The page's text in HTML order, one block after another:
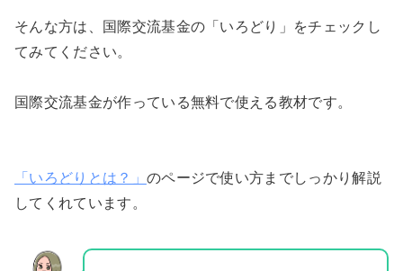
そんな方は、国際交流基金の「いろどり」をチェックし
てみてください。
国際交流基金が作っている無料で使える教材です。
「いろどりとは？」 のページで使い方までしっかり解説
してくれています。